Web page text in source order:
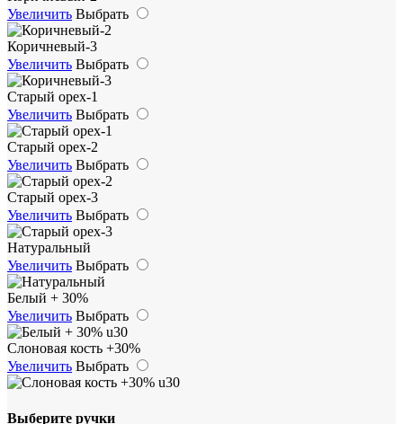
Увеличить Выбрать
Коричневый-3
Увеличить Выбрать
Старый орех-1
Увеличить Выбрать
Старый орех-2
Увеличить Выбрать
Старый орех-3
Увеличить Выбрать
Натуральный
Увеличить Выбрать
Белый + 30%
Увеличить Выбрать
Слоновая кость +30%
Увеличить Выбрать
Выберите ручки